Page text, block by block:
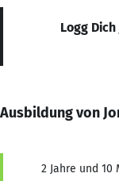
Logg
Ausbildung von
2 Jahre und 10